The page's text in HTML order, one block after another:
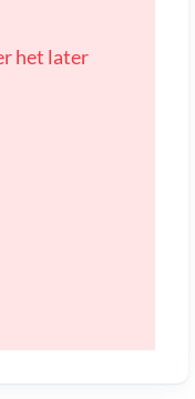
het later